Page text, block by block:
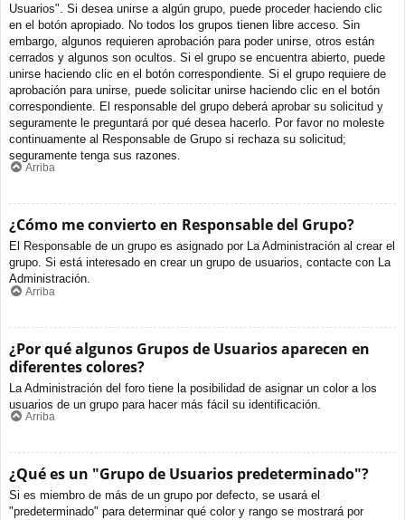
Usuarios". Si desea unirse a algún grupo, puede proceder haciendo clic
en el botón apropiado. No todos los grupos tienen libre acceso. Sin
embargo, algunos requieren aprobación para poder unirse, otros están
cerrados y algunos son ocultos. Si el grupo se encuentra abierto, puede
unirse haciendo clic en el botón correspondiente. Si el grupo requiere de
aprobación para unirse, puede solicitar unirse haciendo clic en el botón
correspondiente. El responsable del grupo deberá aprobar su solicitud y
seguramente le preguntará por qué desea hacerlo. Por favor no moleste
continuamente al Responsable de Grupo si rechaza su solicitud;
seguramente tenga sus razones.
Arriba
¿Cómo me convierto en Responsable del Grupo?
El Responsable de un grupo es asignado por La Administración al crear el
grupo. Si está interesado en crear un grupo de usuarios, contacte con La
Administración.
Arriba
¿Por qué algunos Grupos de Usuarios aparecen en
diferentes colores?
La Administración del foro tiene la posibilidad de asignar un color a los
usuarios de un grupo para hacer más fácil su identificación.
Arriba
¿Qué es un "Grupo de Usuarios predeterminado"?
Si es miembro de más de un grupo por defecto, se usará el
"predeterminado" para determinar qué color y rango se mostrará por